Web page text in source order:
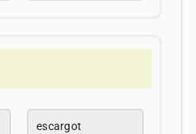
escargot